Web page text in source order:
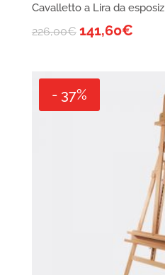
Cavalletto a Lira da
226,00€ 141,60€
- 37%